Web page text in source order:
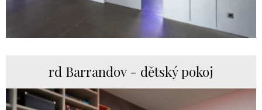
rd Barrandov - dětský pokoj